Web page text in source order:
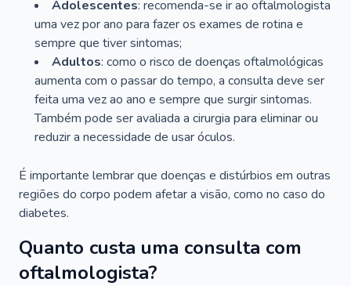
Adolescentes: recomenda-se ir ao oftalmologista
uma vez por ano para fazer os exames de rotina e
sempre que tiver sintomas;
Adultos: como o risco de doenças oftalmológicas
aumenta com o passar do tempo, a consulta deve ser
feita uma vez ao ano e sempre que surgir sintomas.
Também pode ser avaliada a cirurgia para eliminar ou
reduzir a necessidade de usar óculos.
É importante lembrar que doenças e distúrbios em outras
regiões do corpo podem afetar a visão, como no caso do
diabetes.
Quanto custa uma consulta com
oftalmologista?